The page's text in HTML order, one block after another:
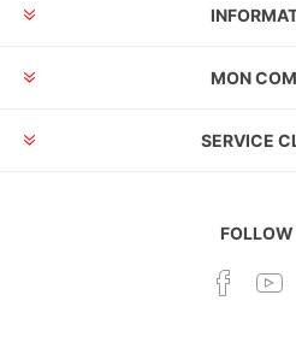
MON
SERVICE
FOLLOW